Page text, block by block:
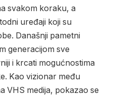
svakom koraku, a
uređaji koji su
Današnji pametni
generacijom sve
i krcati mogućnostima
Kao vizionar među
VHS medija, pokazao se